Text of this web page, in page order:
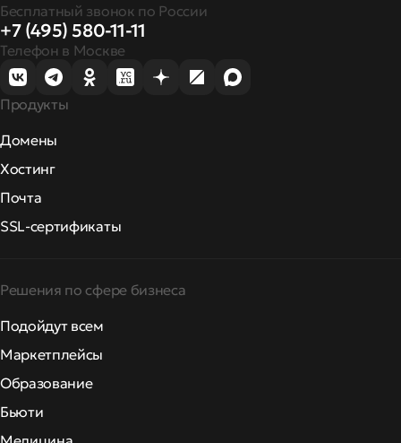
Бесплатный звонок по России
+7 (495) 580-11-11
Телефон в Москве
Продукты
Домены
Хостинг
Почта
SSL-сертификаты
Решения по сфере бизнеса
Подойдут всем
Маркетплейсы
Образование
Бьюти